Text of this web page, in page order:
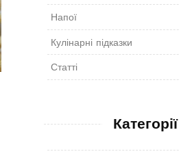
Напої
Кулінарні підказки
Статті
Категорії